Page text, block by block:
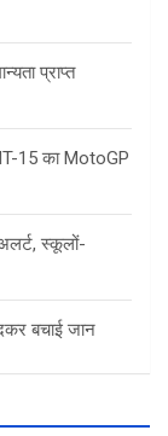
प्राप्त
15 का MotoGP
स्कूलों-
बचाई जान